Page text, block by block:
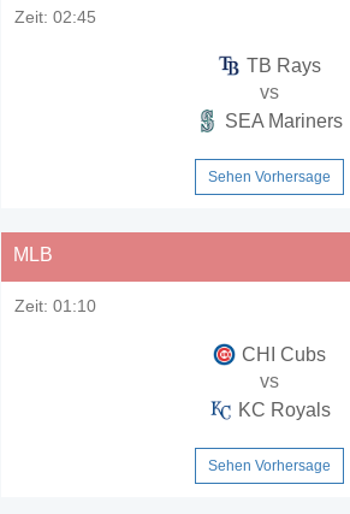
Zeit: 02:45
TB Rays
vs
SEA Mariners
Sehen Vorhersage
MLB
Zeit: 01:10
CHI Cubs
vs
KC Royals
Sehen Vorhersage